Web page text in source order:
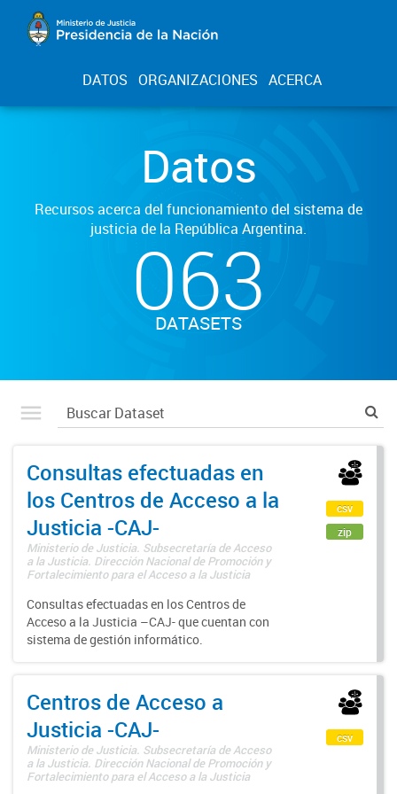
DATOS ORGANIZACIONES ACERCA
Datos
Recursos acerca del funcionamiento del sistema de
justicia de la República Argentina.
063
DATASETS
Consultas efectuadas en
los Centros de Acceso a la
Justicia -CAJ-
Ministerio de Justicia. Subsecretaría de Acceso
a la Justicia. Dirección Nacional de Promoción y
Fortalecimiento para el Acceso a la Justicia
Consultas efectuadas en los Centros de
Acceso a la Justicia –CAJ- que cuentan con
sistema de gestión informático.
csv
zip
Centros de Acceso a
Justicia -CAJ-
Ministerio de Justicia. Subsecretaría de Acceso
a la Justicia. Dirección Nacional de Promoción y
Fortalecimiento para el Acceso a la Justicia
csv